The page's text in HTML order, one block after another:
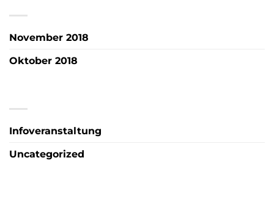
November 2018
Oktober 2018
Infoveranstaltung
Uncategorized